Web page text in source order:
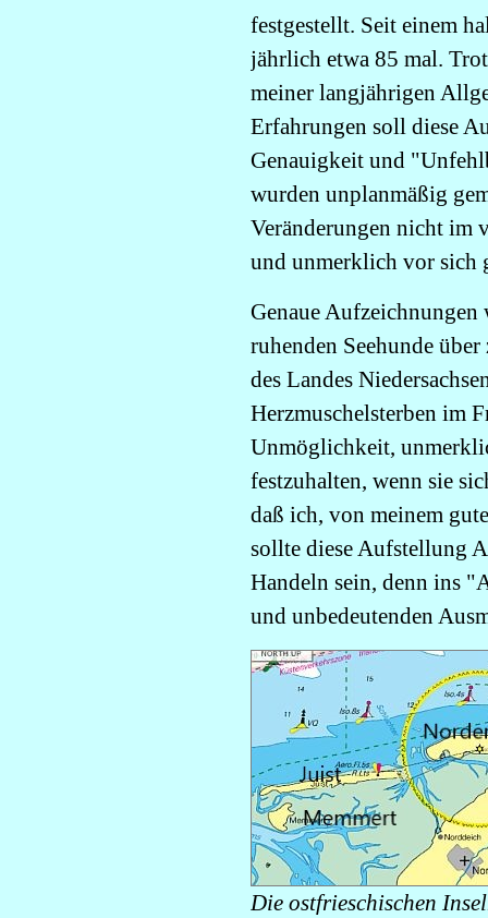
festgestellt. Seit einem
jährlich etwa 85 mal.
meiner langjährigen
Erfahrungen soll diese
Genauigkeit und
wurden unplanmäßig
Veränderungen nicht im
und unmerklich vor sich
Genaue
ruhenden Seehunde
des Landes
Herzmuschelsterben im
Unmöglichkeit,
festzuhalten, wenn sie
daß ich, von meinem
sollte diese Aufstellung
Handeln sein, denn ins
und unbedeutenden
Die ostfrieschischen